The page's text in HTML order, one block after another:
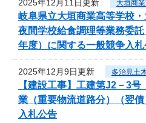
2025年12月11日更新 大垣商
岐阜県立大垣商業高等学校
夜間学校給食調理等業務委
年度）に関する一般競争入
2025年12月9日更新 多治見土
【建設工事】工建第J2－3
業（重要物流道路分）（翌
入札公告